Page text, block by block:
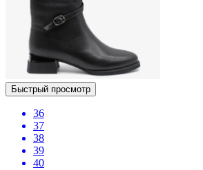
Быстрый просмотр
36
37
38
39
40